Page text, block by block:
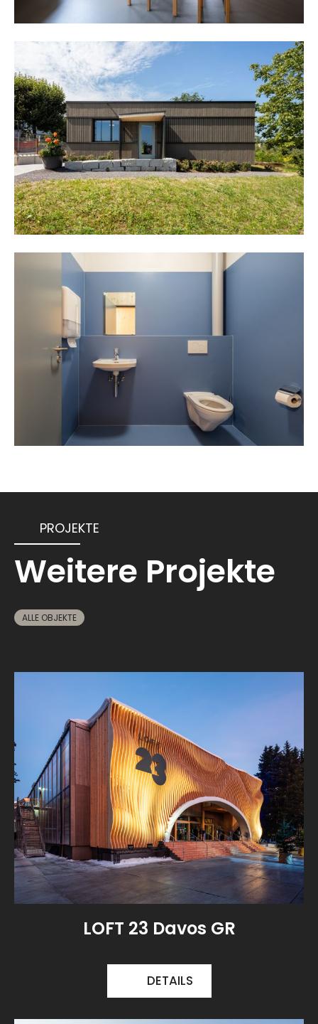
PROJEKTE
Weitere Projekte
ALLE OBJEKTE
LOFT 23 Davos GR
DETAILS